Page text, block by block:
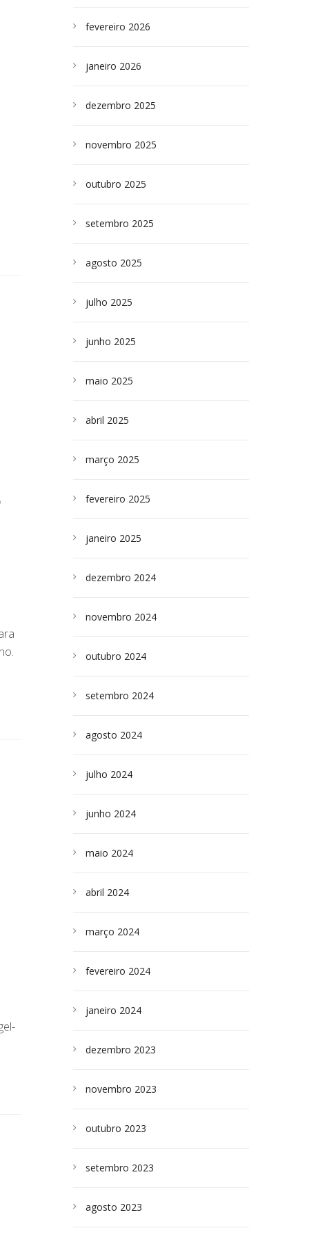
fevereiro 2026
janeiro 2026
dezembro 2025
novembro 2025
outubro 2025
setembro 2025
agosto 2025
julho 2025
junho 2025
maio 2025
abril 2025
março 2025
fevereiro 2025
janeiro 2025
dezembro 2024
novembro 2024
outubro 2024
setembro 2024
agosto 2024
julho 2024
junho 2024
maio 2024
abril 2024
março 2024
fevereiro 2024
janeiro 2024
dezembro 2023
novembro 2023
outubro 2023
setembro 2023
agosto 2023